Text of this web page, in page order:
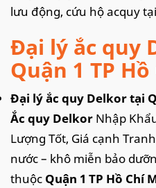
lưu động, cứu hộ acquy tại
Đại lý ắc quy
Quận 1 TP
Đại lý ắc quy Delkor tại
Ắc quy Delkor Nhập
Lượng Tốt, Giá cạnh
nước – khô miễn bảo
thuộc Quận 1 TP Hồ Chí